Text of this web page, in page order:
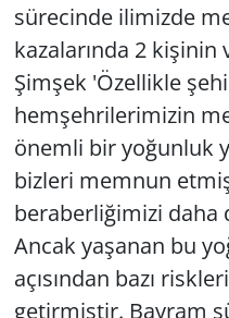
sürecinde ilimizde
kazalarında 2
Şimşek 'Özellikle
hemşehrilerimizin
önemli bir yoğunluk
bizleri memnun
beraberliğimizi daha
Ancak yaşanan bu
açısından bazı
getirmiştir. Bayram